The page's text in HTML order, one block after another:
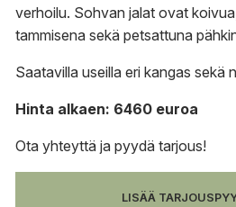
verhoilu. Sohvan jalat ovat
tammisena sekä petsattuna
Saatavilla useilla eri kangas sekä
Hinta alkaen: 6460 euroa
Ota yhteyttä ja pyydä tarjous!
LISÄÄ